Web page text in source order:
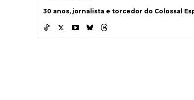
30 anos, jornalista e torcedor do Colossal